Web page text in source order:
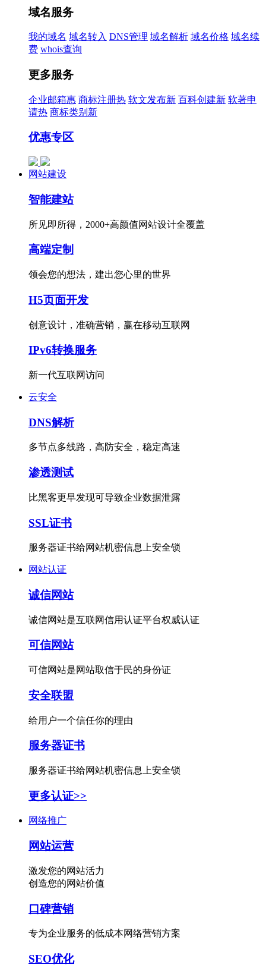
域名服务
我的域名 域名转入 DNS管理 域名解析 域名价格 域名续
费 whois查询
更多服务
企业邮箱惠 商标注册热 软文发布新 百科创建新 软著申
请热 商标类别 新
优惠专区
网站建设
智能建站
所见即所得，2000+高颜值网站设计全覆盖
高端定制
领会您的想法，建出您心里的世界
H5页面开发
创意设计，准确营销，赢在移动互联网
IPv6转换服务
新一代互联网访问
云安全
DNS解析
多节点多线路，高防安全，稳定高速
渗透测试
比黑客更早发现可导致企业数据泄露
SSL证书
服务器证书给网站机密信息上安全锁
网站认证
诚信网站
诚信网站是互联网信用认证平台权威认证
可信网站
可信网站是网站取信于民的身份证
安全联盟
给用户一个信任你的理由
服务器证书
服务器证书给网站机密信息上安全锁
更多认证>>
网络推广
网站运营
激发您的网站活力
创造您的网站价值
口碑营销
专为企业服务的低成本网络营销方案
SEO优化